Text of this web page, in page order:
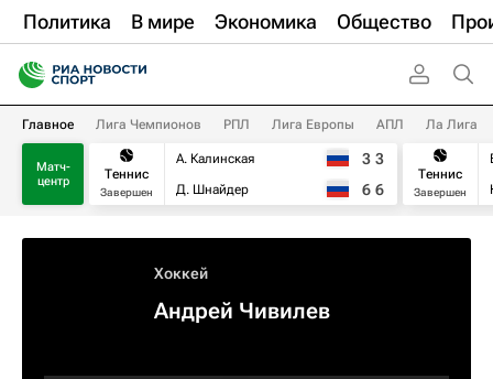
Политика В мире Экономика Общество
Главное Лига Чемпионов РПЛ Лига Европы АПЛ Ла Лига
Матч-
центр
Теннис
Завершен
А. Калинская
Д. Шнайдер
3 3
6 6
Теннис
Завершен
Хоккей
Андрей Чивилев